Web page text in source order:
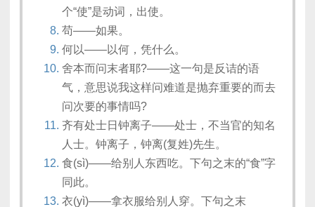
个“使”是动词，出使。
苟——如果。
何以——以何，凭什么。
舍本而问末者耶?——这一句是反诘的语
气，意思说我这样问难道是抛弃重要的而去
问次要的事情吗?
齐有处士日钟离子——处士，不当官的知名
人士。钟离子，钟离(复姓)先生。
食(sì)——给别人东西吃。下句之末的“食”字
同此。
衣(yì)——拿衣服给别人穿。下句之末